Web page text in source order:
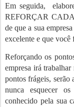
Em seguida,
REFORÇAR
de que a sua
excelente e que você
Reforçando os
empresa irá
pontos frágeis, serão
nunca esquecer
conhecido pela sua